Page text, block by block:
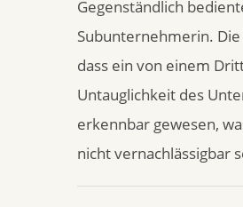
Gegenständlich
Subunternehmerin.
dass ein von einem
Untauglichkeit des
erkennbar gewesen,
nicht vernachlässigbar